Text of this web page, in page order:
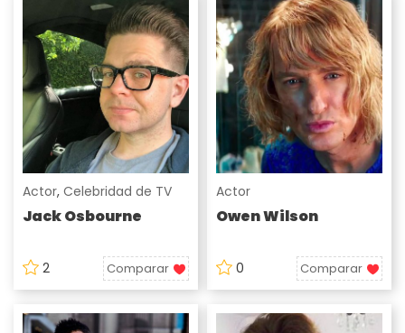
Actor, Celebridad de TV
Jack Osbourne
2 Comparar
Actor
Owen Wilson
0 Comparar